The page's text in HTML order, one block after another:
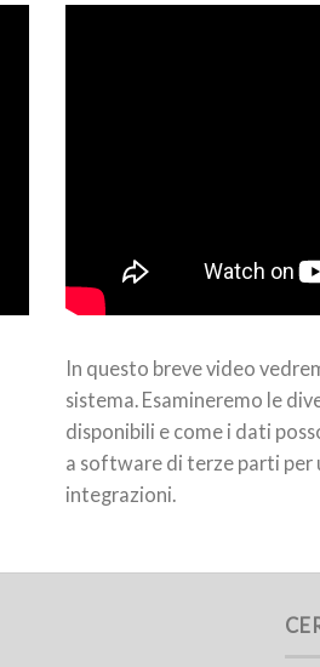
In questo breve video
sistema. Esamineremo le
disponibili e come i dati
a software di terze parti per
integrazioni.